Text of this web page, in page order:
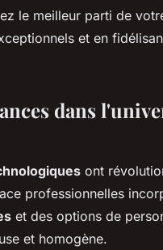
le meilleur parti de
et en
dans
ont
professionnelles
et des options de
et homogène.